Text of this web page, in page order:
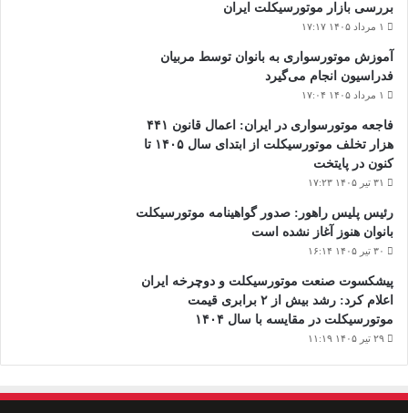
بررسی بازار موتورسیکلت ایران
۱ مرداد ۱۴۰۵ ۱۷:۱۷
آموزش موتورسواری به بانوان توسط مربیان
فدراسیون انجام می‌گیرد
۱ مرداد ۱۴۰۵ ۱۷:۰۴
فاجعه موتورسواری در ایران: اعمال قانون ۴۴۱
هزار تخلف موتورسیکلت از ابتدای سال ۱۴۰۵ تا
کنون در پایتخت
۳۱ تیر ۱۴۰۵ ۱۷:۲۳
رئیس پلیس راهور: صدور گواهینامه موتورسیکلت
بانوان هنوز آغاز نشده است
۳۰ تیر ۱۴۰۵ ۱۶:۱۴
پیشکسوت صنعت موتورسیکلت و دوچرخه ایران
اعلام کرد: رشد بیش از ۲ برابری قیمت
موتورسیکلت در مقایسه با سال ۱۴۰۴
۲۹ تیر ۱۴۰۵ ۱۱:۱۹